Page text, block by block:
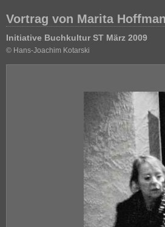
Vortrag von Marita
Initiative Buchkultur ST März 2009
© Hans-Joachim Kotarski